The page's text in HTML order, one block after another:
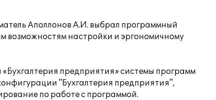
Аполлонов А.И. выбрал программный
возможностям настройки и эргономичному
предприятия» системы программ
"Бухгалтерия предприятия",
по работе с программой.